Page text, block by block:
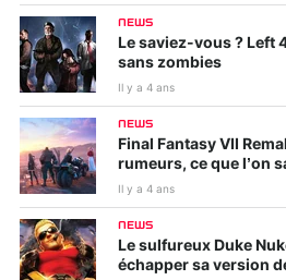
NEWS
Le saviez-vous ? Left
sans zombies
Il y a 4 ans
NEWS
Final Fantasy VII
rumeurs, ce que l’on
Il y a 4 ans
NEWS
Le sulfureux Duke
échapper sa version